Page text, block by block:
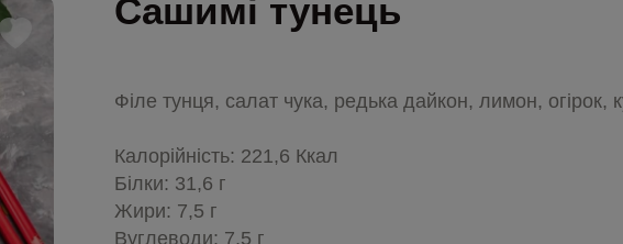
Сашимі тунець
Філе тунця, салат чука, редька дайкон, лимон, огірок,
Калорійність: 221,6 Ккал
Білки: 31,6 г
Жири: 7,5 г
Вуглеводи: 7,5 г